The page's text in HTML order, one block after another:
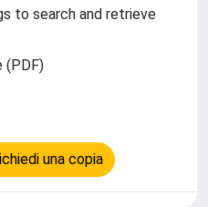
to search and retrieve
(PDF)
una copia